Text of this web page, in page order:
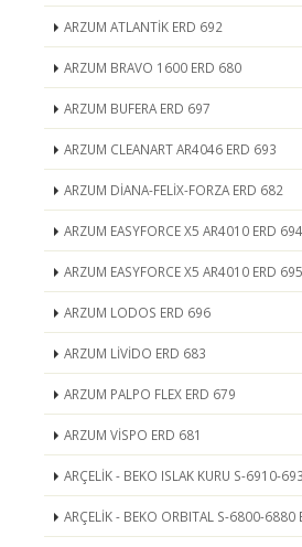
ARZUM ATLANTİK ERD 692
ARZUM BRAVO 1600 ERD 680
ARZUM BUFERA ERD 697
ARZUM CLEANART AR4046 ERD 693
ARZUM DİANA-FELİX-FORZA ERD 682
ARZUM EASYFORCE X5 AR4010 ERD 694
ARZUM EASYFORCE X5 AR4010 ERD 695
ARZUM LODOS ERD 696
ARZUM LİVİDO ERD 683
ARZUM PALPO FLEX ERD 679
ARZUM VİSPO ERD 681
ARÇELİK - BEKO ISLAK KURU S-6910-
ARÇELİK - BEKO ORBITAL S-6800-6880